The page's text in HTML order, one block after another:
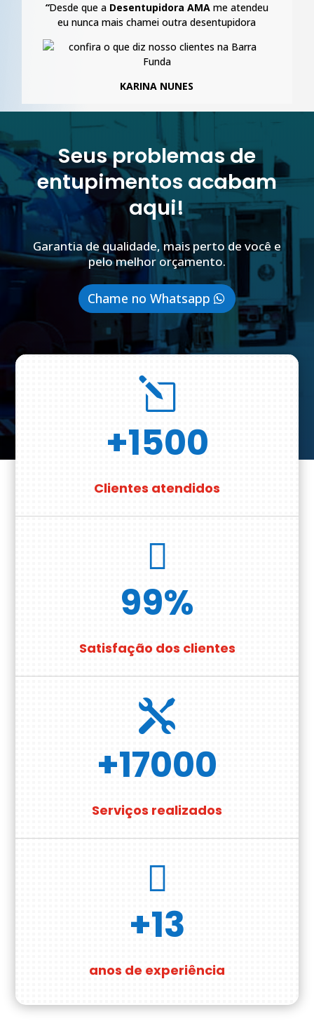
“Desde que a Desentupidora AMA me atendeu
eu nunca mais chamei outra desentupidora
KARINA NUNES
Seus problemas de
entupimentos acabam
aqui!
Garantia de qualidade, mais perto de você e
pelo melhor orçamento.
Chame no Whatsapp
l
+1500
Clientes atendidos

99%
Satisfação dos clientes

+17000
Serviços realizados

+13
anos de experiência